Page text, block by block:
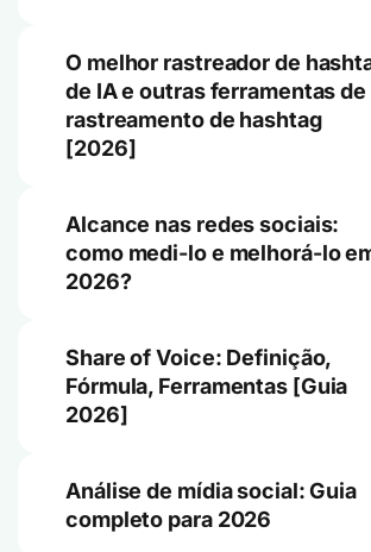
O melhor rastreador de
de IA e outras ferramentas de
rastreamento de hashtag
[2026]
Alcance nas redes sociais:
como medi-lo e melhorá-lo
2026?
Share of Voice: Definição,
Fórmula, Ferramentas [Guia
2026]
Análise de mídia social: Guia
completo para 2026